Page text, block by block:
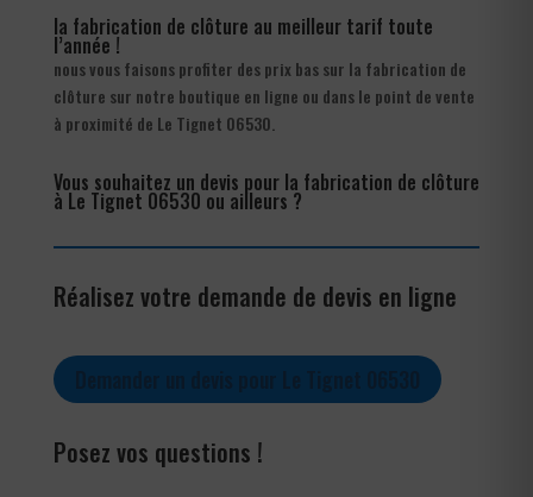
la fabrication de clôture au meilleur tarif toute
l’année !
nous vous faisons profiter des prix bas sur la fabrication de
clôture sur notre boutique en ligne ou dans le point de vente
à proximité de Le Tignet 06530.
Vous souhaitez un devis pour la fabrication de clôture
à Le Tignet 06530 ou ailleurs ?
Réalisez votre demande de devis en ligne
Posez vos questions !